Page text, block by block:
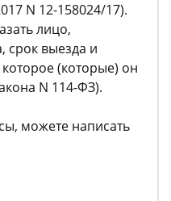
N 12-158024/17).
лицо,
срок выезда и
которое (которые) он
N 114-ФЗ).
можете написать